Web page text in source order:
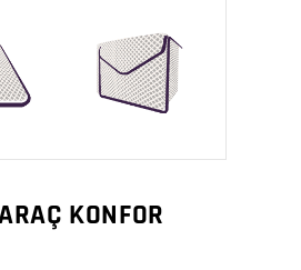
KONFOR